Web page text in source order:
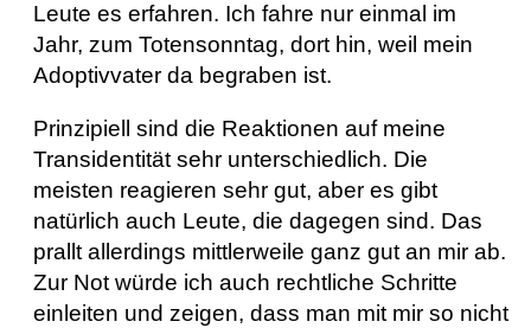
Leute es erfahren. Ich fahre nur einmal im
Jahr, zum Totensonntag, dort hin, weil mein
Adoptivvater da begraben ist.
Prinzipiell sind die Reaktionen auf meine
Transidentität sehr unterschiedlich. Die
meisten reagieren sehr gut, aber es gibt
natürlich auch Leute, die dagegen sind. Das
prallt allerdings mittlerweile ganz gut an mir ab.
Zur Not würde ich auch rechtliche Schritte
einleiten und zeigen, dass man mit mir so nicht